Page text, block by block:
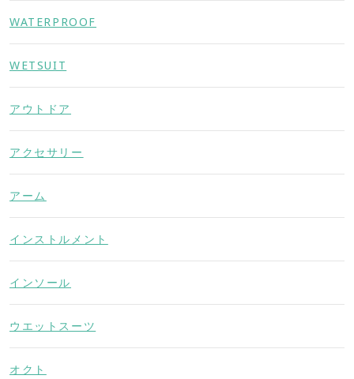
WATERPROOF
WETSUIT
アウトドア
アクセサリー
アーム
インストルメント
インソール
ウエットスーツ
オクト